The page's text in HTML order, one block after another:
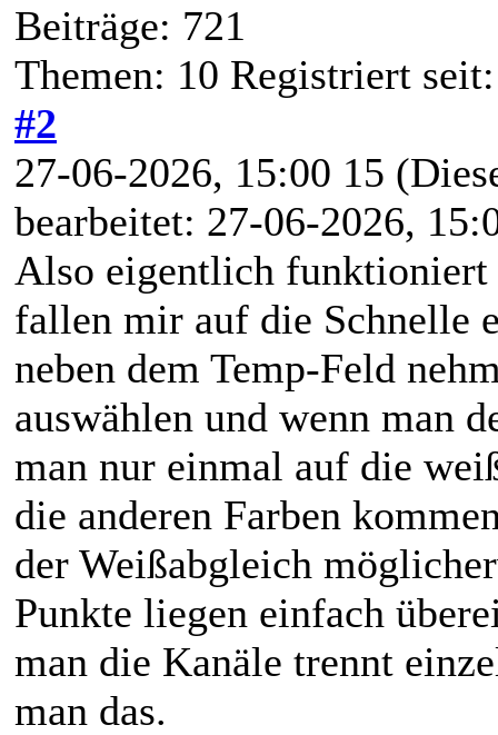
Beiträge: 721
Themen: 10 Registriert
#2
27-06-2026, 15:00 15
bearbeitet: 27-06-2026,
Also eigentlich funktioniert
fallen mir auf die Schnelle
neben dem Temp-Feld
auswählen und wenn man
man nur einmal auf die
die anderen Farben
der Weißabgleich
Punkte liegen einfach
man die Kanäle trennt
man das.